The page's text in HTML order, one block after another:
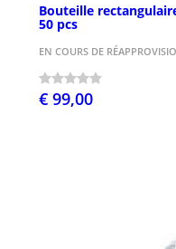
Bouteille
50 pcs
EN COURS DE
€ 99,00